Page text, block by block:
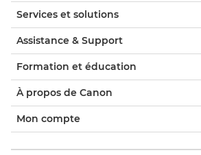
Services et solutions
Assistance & Support
Formation et éducation
À propos de Canon
Mon compte